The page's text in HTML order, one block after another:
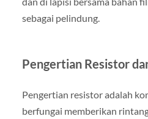
sebagai pelindung.
Pengertian Resistor
Pengertian resistor adalah
berfungai memberikan